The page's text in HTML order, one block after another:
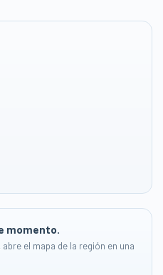
momento.
el mapa de la región en una